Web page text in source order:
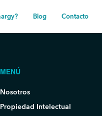
Blog Contacto
MENÚ
Nosotros
Propiedad Intelectual